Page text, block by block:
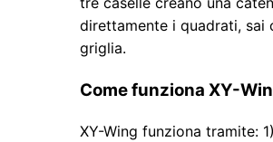
direttamente i quadrati, sai
griglia.
Come funziona XY-
XY-Wing funziona tramite: 1)